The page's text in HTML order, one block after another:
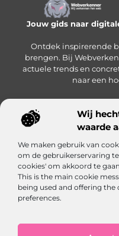
Wij
waarde
We maken gebruik van
om de gebruikerservaring
cookies' om akkoord te
This is the main cookie
being used and offering
preferences.
Jouw gids naar
Ontdek inspirerende
brengen. Bij
actuele trends en
naar een
Onze informatie
Bericht categorie